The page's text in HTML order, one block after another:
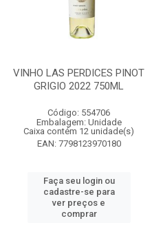
VINHO LAS PERDICES PINOT
GRIGIO 2022 750ML
Código: 554706
Embalagem: Unidade
Caixa contém 12 unidade(s)
EAN: 7798123970180
Faça seu login ou
cadastre-se para
ver preços e
comprar